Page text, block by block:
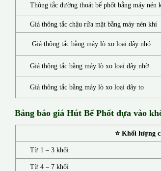
Thông tắc đường thoát bể phốt bằng máy nén
Giá thông tắc chậu rửa mặt bằng máy nén khí
Giá thông tắc bằng máy lò xo loại dây nhỏ
Giá thông tắc bằng máy lò xo loại dây nhỡ
Giá thông tắc bằng máy lò xo loại dây to
Bảng báo giá Hút Bể Phốt dựa vào
⭐ Khối lượng
Từ 1 – 3 khối
Từ 4 – 7 khối